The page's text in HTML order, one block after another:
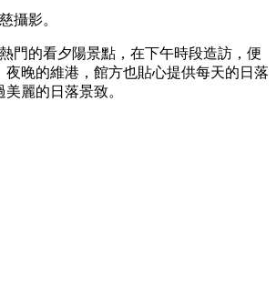
攝影。
門的看夕陽景點，在下午時段造訪，便
夜晚的維港，館方也貼心提供每天的日落
麗的日落景致。